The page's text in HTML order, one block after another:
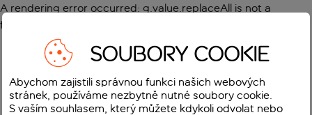
A rendering error occurred: g.value.replaceAll is not a
function
SOUBORY COOKIE
Abychom zajistili správnou funkci našich webových
stránek, používáme nezbytně nutné soubory cookie.
S vaším souhlasem, který můžete kdykoli odvolat nebo